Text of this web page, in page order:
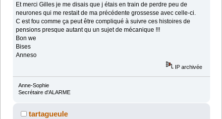
Et merci Gilles je me disais que j étais en train de perdre peu de
neurones qui me restait de ma précédente grossesse avec celle-ci.
C est fou comme ça peut être compliqué à suivre ces histoires de
pensions presque autant qu un sujet de mécanique !!!
Bon we
Bises
Anneso
IP archivée
Anne-Sophie
Secrétaire d'ALARME
tartagueule